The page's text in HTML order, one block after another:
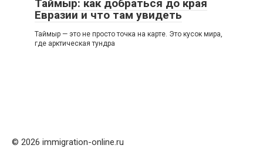
Таймыр: как добраться до края
Евразии и что там увидеть
Таймыр — это не просто точка на карте. Это кусок мира,
где арктическая тундра
© 2026 immigration-online.ru